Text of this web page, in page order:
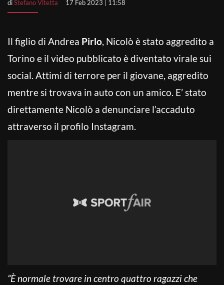
o
diStefano Vitetta 17 Feb 2023 | 11:58
Il figlio di Andrea Pirlo, Nicolò è stato aggredito a
Torino e il video pubblicato è diventato virale sui
social. Attimi di terrore per il giovane, aggredito
mentre si trovava in auto con un amico. E’ stato
direttamente Nicolò a denunciare l’accaduto
attraverso il profilo Instagram.
“È normale trovare in centro quattro ragazzi che